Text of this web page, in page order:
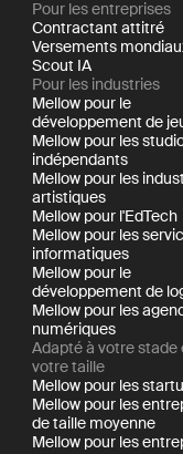
Pour les entreprises
Contractant attitré
Versements
Scout IA
Pour les industries
Mellow pour le
développement de
Mellow pour les
indépendants
Mellow pour les
artistiques
Mellow pour l'EdTech
Mellow pour les
informatiques
Mellow pour le
développement de
Mellow pour les
numériques
Adapté à votre stade
votre taille
Mellow pour les
Mellow pour les
de taille moyenne
Mellow pour les